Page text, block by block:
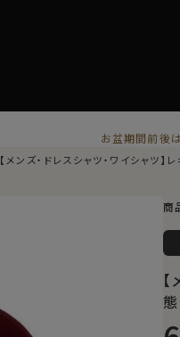
お盆期間前後
【メンズ・ドレスシャツ・ワイシャツ】
商